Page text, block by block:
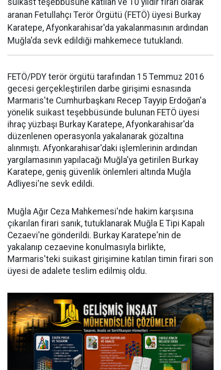
aranan Fetullahçı Terör Örgütü (FETÖ) üyesi Burkay
Karatepe, Afyonkarahisar'da yakalanmasının ardından
Muğla'da sevk edildiği mahkemece tutuklandı.
FETÖ/PDY terör örgütü tarafından 15 Temmuz 2016
gecesi gerçekleştirilen darbe girişimi esnasında
Marmaris'te Cumhurbaşkanı Recep Tayyip Erdoğan'a
yönelik suikast teşebbüsünde bulunan FETÖ üyesi
ihraç yüzbaşı Burkay Karatepe, Afyonkarahisar'da
düzenlenen operasyonla yakalanarak gözaltına
alınmıştı. Afyonkarahisar'daki işlemlerinin ardından
yargılamasının yapılacağı Muğla'ya getirilen Burkay
Karatepe, geniş güvenlik önlemleri altında Muğla
Adliyesi'ne sevk edildi.
Muğla Ağır Ceza Mahkemesi'nde hakim karşısına
çıkarılan firari sanık, tutuklanarak Muğla E Tipi Kapalı
Cezaevi'ne gönderildi. Burkay Karatepe'nin de
yakalanıp cezaevine konulmasıyla birlikte,
Marmaris'teki suikast girişimine katılan timin firari son
üyesi de adalete teslim edilmiş oldu.